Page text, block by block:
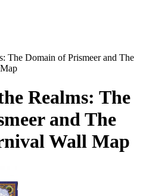
The Domain of Prismeer and The
Realms: The
and The
Wall Map